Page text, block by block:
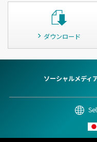
ダウンロード
ソーシャルメディ